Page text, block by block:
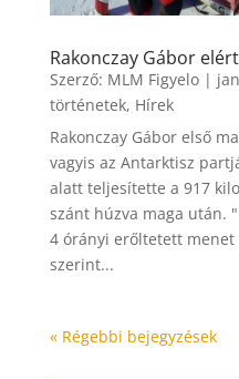
Rakonczay Gábor
Szerző: MLM Figyelo|
történetek, Hírek
Rakonczay Gábor első
vagyis az Antarktisz
alatt teljesítette a 917
szánt húzva maga után.
4 órányi erőltetett
szerint...
« Régebbi bejegyzések